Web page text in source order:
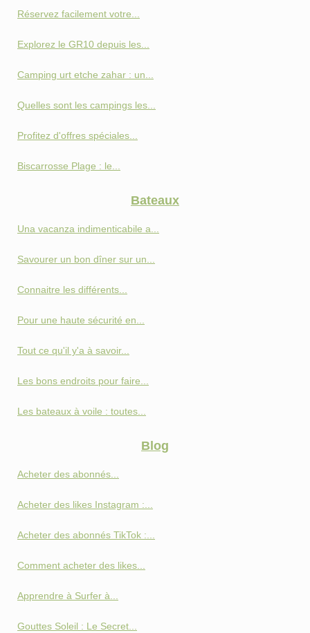
Réservez facilement votre...
Explorez le GR10 depuis les...
Camping urt etche zahar : un...
Quelles sont les campings les...
Profitez d'offres spéciales...
Biscarrosse Plage : le...
Bateaux
Una vacanza indimenticabile a...
Savourer un bon dîner sur un...
Connaitre les différents...
Pour une haute sécurité en...
Tout ce qu'il y'a à savoir...
Les bons endroits pour faire...
Les bateaux à voile : toutes...
Blog
Acheter des abonnés...
Acheter des likes Instagram :...
Acheter des abonnés TikTok :...
Comment acheter des likes...
Apprendre à Surfer à...
Gouttes Soleil : Le Secret...